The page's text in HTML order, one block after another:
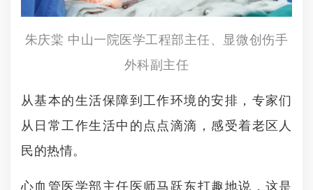
朱庆棠 中山一院医学工程部主任、显微创伤手
外科副主任
从基本的生活保障到工作环境的安排，专家们
从日常工作生活中的点点滴滴，感受着老区人
民的热情。
心血管医学部主任医师马跃东打趣地说，这是